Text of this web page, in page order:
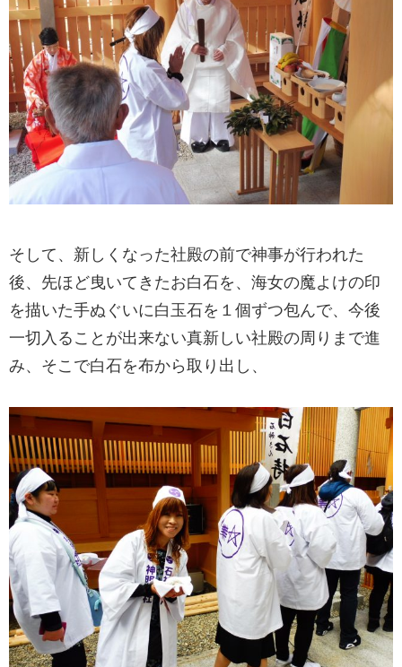
そして、新しくなった社殿の前で神事が行われた
後、先ほど曳いてきたお白石を、海女の魔よけの印
を描いた手ぬぐいに白玉石を１個ずつ包んで、今後
一切入ることが出来ない真新しい社殿の周りまで進
み、そこで白石を布から取り出し、